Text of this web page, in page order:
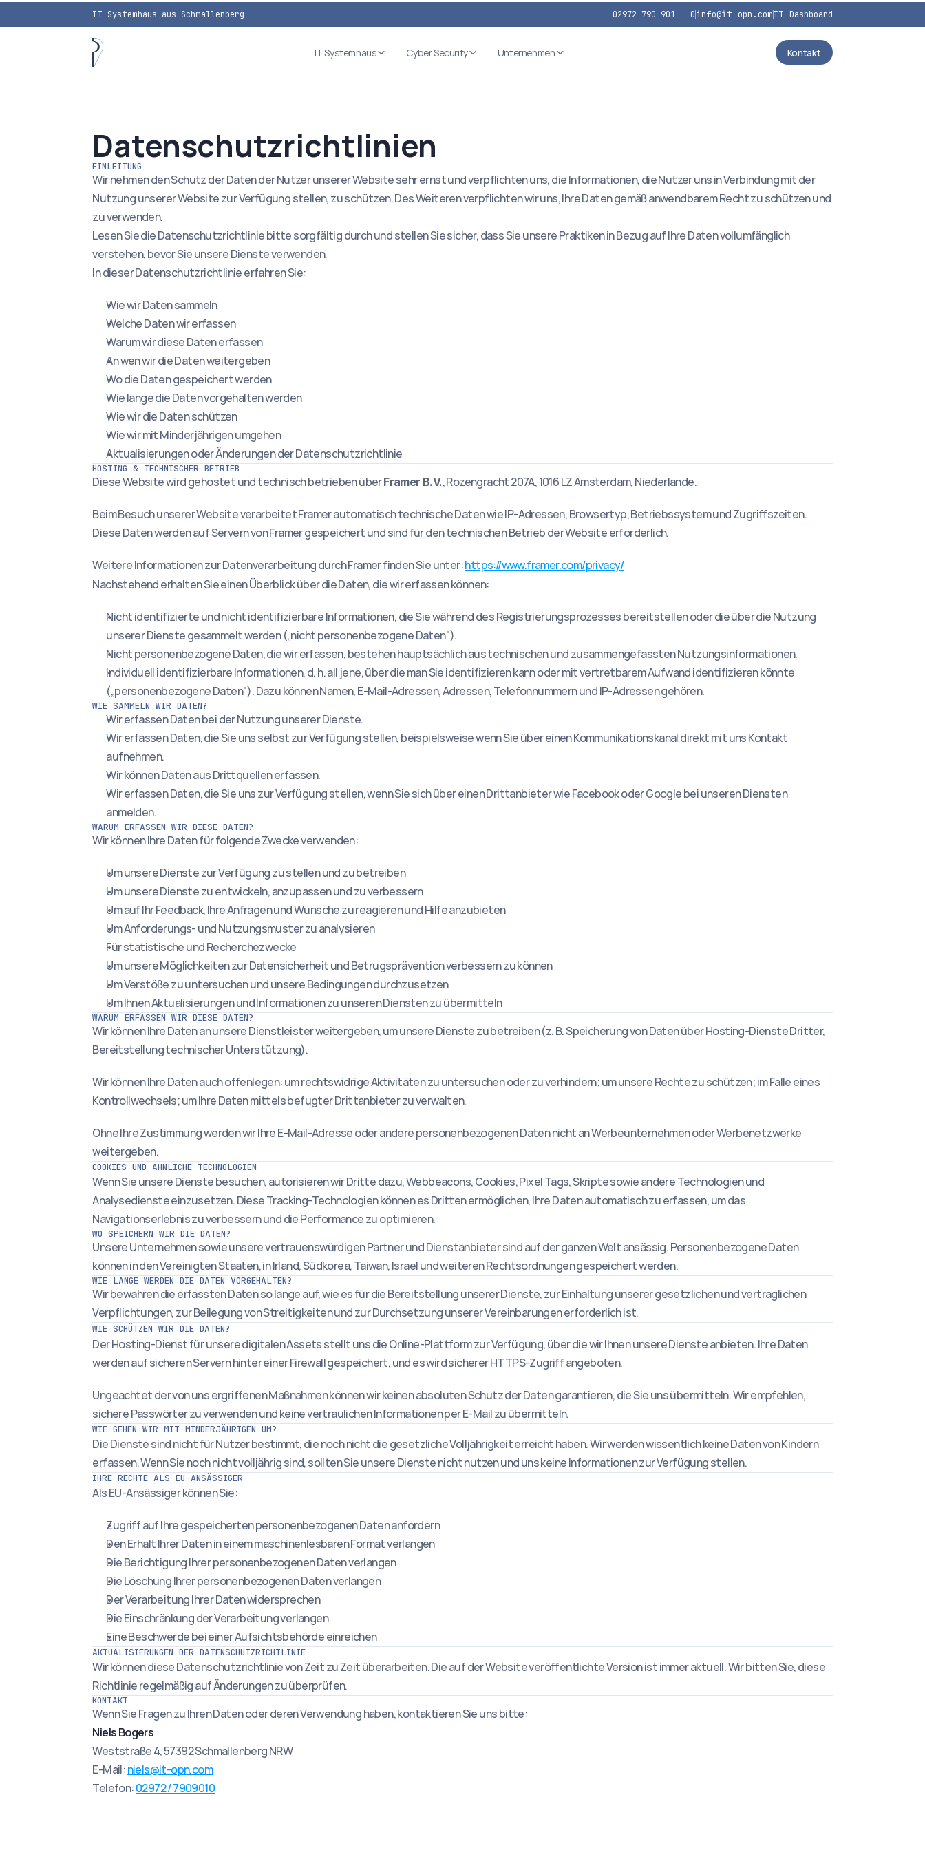
IT Systemhaus aus Schmallenberg 02972 790 901 - 0info@it-opn.comIT-Dashboard
IT Systemhaus Cyber Security Unternehmen Kontakt
Datenschutzrichtlinien
EINLEITUNG
Wir nehmen den Schutz der Daten der Nutzer unserer Website sehr ernst und verpflichten uns, die Informationen, die Nutzer uns in Verbindung mit der
Nutzung unserer Website zur Verfügung stellen, zu schützen. Des Weiteren verpflichten wir uns, Ihre Daten gemäß anwendbarem Recht zu schützen und
zu verwenden.
Lesen Sie die Datenschutzrichtlinie bitte sorgfältig durch und stellen Sie sicher, dass Sie unsere Praktiken in Bezug auf Ihre Daten vollumfänglich
verstehen, bevor Sie unsere Dienste verwenden.
In dieser Datenschutzrichtlinie erfahren Sie:
Wie wir Daten sammeln
Welche Daten wir erfassen
Warum wir diese Daten erfassen
An wen wir die Daten weitergeben
Wo die Daten gespeichert werden
Wie lange die Daten vorgehalten werden
Wie wir die Daten schützen
Wie wir mit Minderjährigen umgehen
Aktualisierungen oder Änderungen der Datenschutzrichtlinie
HOSTING & TECHNISCHER BETRIEB
Diese Website wird gehostet und technisch betrieben über Framer B.V., Rozengracht 207A, 1016 LZ Amsterdam, Niederlande.
Beim Besuch unserer Website verarbeitet Framer automatisch technische Daten wie IP-Adressen, Browsertyp, Betriebssystem und Zugriffszeiten.
Diese Daten werden auf Servern von Framer gespeichert und sind für den technischen Betrieb der Website erforderlich.
Weitere Informationen zur Datenverarbeitung durch Framer finden Sie unter: https://www.framer.com/privacy/
Nachstehend erhalten Sie einen Überblick über die Daten, die wir erfassen können:
Nicht identifizierte und nicht identifizierbare Informationen, die Sie während des Registrierungsprozesses bereitstellen oder die über die Nutzung
unserer Dienste gesammelt werden („nicht personenbezogene Daten").
Nicht personenbezogene Daten, die wir erfassen, bestehen hauptsächlich aus technischen und zusammengefassten Nutzungsinformationen.
Individuell identifizierbare Informationen, d. h. all jene, über die man Sie identifizieren kann oder mit vertretbarem Aufwand identifizieren könnte
(„personenbezogene Daten"). Dazu können Namen, E-Mail-Adressen, Adressen, Telefonnummern und IP-Adressen gehören.
WIE SAMMELN WIR DATEN?
Wir erfassen Daten bei der Nutzung unserer Dienste.
Wir erfassen Daten, die Sie uns selbst zur Verfügung stellen, beispielsweise wenn Sie über einen Kommunikationskanal direkt mit uns Kontakt
aufnehmen.
Wir können Daten aus Drittquellen erfassen.
Wir erfassen Daten, die Sie uns zur Verfügung stellen, wenn Sie sich über einen Drittanbieter wie Facebook oder Google bei unseren Diensten
anmelden.
WARUM ERFASSEN WIR DIESE DATEN?
Wir können Ihre Daten für folgende Zwecke verwenden:
Um unsere Dienste zur Verfügung zu stellen und zu betreiben
Um unsere Dienste zu entwickeln, anzupassen und zu verbessern
Um auf Ihr Feedback, Ihre Anfragen und Wünsche zu reagieren und Hilfe anzubieten
Um Anforderungs- und Nutzungsmuster zu analysieren
Für statistische und Recherchezwecke
Um unsere Möglichkeiten zur Datensicherheit und Betrugsprävention verbessern zu können
Um Verstöße zu untersuchen und unsere Bedingungen durchzusetzen
Um Ihnen Aktualisierungen und Informationen zu unseren Diensten zu übermitteln
WARUM ERFASSEN WIR DIESE DATEN?
Wir können Ihre Daten an unsere Dienstleister weitergeben, um unsere Dienste zu betreiben (z. B. Speicherung von Daten über Hosting-Dienste Dritter,
Bereitstellung technischer Unterstützung).
Wir können Ihre Daten auch offenlegen: um rechtswidrige Aktivitäten zu untersuchen oder zu verhindern; um unsere Rechte zu schützen; im Falle eines
Kontrollwechsels; um Ihre Daten mittels befugter Drittanbieter zu verwalten.
Ohne Ihre Zustimmung werden wir Ihre E-Mail-Adresse oder andere personenbezogenen Daten nicht an Werbeunternehmen oder Werbenetzwerke
weitergeben.
COOKIES UND ÄHNLICHE TECHNOLOGIEN
Wenn Sie unsere Dienste besuchen, autorisieren wir Dritte dazu, Webbeacons, Cookies, Pixel Tags, Skripte sowie andere Technologien und
Analysedienste einzusetzen. Diese Tracking-Technologien können es Dritten ermöglichen, Ihre Daten automatisch zu erfassen, um das
Navigationserlebnis zu verbessern und die Performance zu optimieren.
WO SPEICHERN WIR DIE DATEN?
Unsere Unternehmen sowie unsere vertrauenswürdigen Partner und Dienstanbieter sind auf der ganzen Welt ansässig. Personenbezogene Daten
können in den Vereinigten Staaten, in Irland, Südkorea, Taiwan, Israel und weiteren Rechtsordnungen gespeichert werden.
WIE LANGE WERDEN DIE DATEN VORGEHALTEN?
Wir bewahren die erfassten Daten so lange auf, wie es für die Bereitstellung unserer Dienste, zur Einhaltung unserer gesetzlichen und vertraglichen
Verpflichtungen, zur Beilegung von Streitigkeiten und zur Durchsetzung unserer Vereinbarungen erforderlich ist.
WIE SCHÜTZEN WIR DIE DATEN?
Der Hosting-Dienst für unsere digitalen Assets stellt uns die Online-Plattform zur Verfügung, über die wir Ihnen unsere Dienste anbieten. Ihre Daten
werden auf sicheren Servern hinter einer Firewall gespeichert, und es wird sicherer HTTPS-Zugriff angeboten.
Ungeachtet der von uns ergriffenen Maßnahmen können wir keinen absoluten Schutz der Daten garantieren, die Sie uns übermitteln. Wir empfehlen,
sichere Passwörter zu verwenden und keine vertraulichen Informationen per E-Mail zu übermitteln.
WIE GEHEN WIR MIT MINDERJÄHRIGEN UM?
Die Dienste sind nicht für Nutzer bestimmt, die noch nicht die gesetzliche Volljährigkeit erreicht haben. Wir werden wissentlich keine Daten von Kindern
erfassen. Wenn Sie noch nicht volljährig sind, sollten Sie unsere Dienste nicht nutzen und uns keine Informationen zur Verfügung stellen.
IHRE RECHTE ALS EU-ANSÄSSIGER
Als EU-Ansässiger können Sie:
Zugriff auf Ihre gespeicherten personenbezogenen Daten anfordern
Den Erhalt Ihrer Daten in einem maschinenlesbaren Format verlangen
Die Berichtigung Ihrer personenbezogenen Daten verlangen
Die Löschung Ihrer personenbezogenen Daten verlangen
Der Verarbeitung Ihrer Daten widersprechen
Die Einschränkung der Verarbeitung verlangen
Eine Beschwerde bei einer Aufsichtsbehörde einreichen
AKTUALISIERUNGEN DER DATENSCHUTZRICHTLINIE
Wir können diese Datenschutzrichtlinie von Zeit zu Zeit überarbeiten. Die auf der Website veröffentlichte Version ist immer aktuell. Wir bitten Sie, diese
Richtlinie regelmäßig auf Änderungen zu überprüfen.
KONTAKT
Wenn Sie Fragen zu Ihren Daten oder deren Verwendung haben, kontaktieren Sie uns bitte:
Niels Bogers
Weststraße 4, 57392 Schmallenberg NRW
E-Mail: niels@it-opn.com
Telefon: 02972 / 7909010